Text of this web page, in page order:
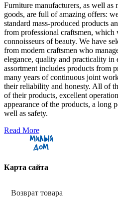
Furniture manufacturers, as well as
goods, are full of amazing offers:
standard mass-produced products
from professional craftsmen, which
connoisseurs of beauty. We have
from modern craftsmen who
elegance, quality and practicality in
assortment includes products from
many years of continuous joint
their reliability and honesty. All of
of their products, excellent
appearance of the products, a long
well as safety.
Read More
Карта сайта
Возврат товара